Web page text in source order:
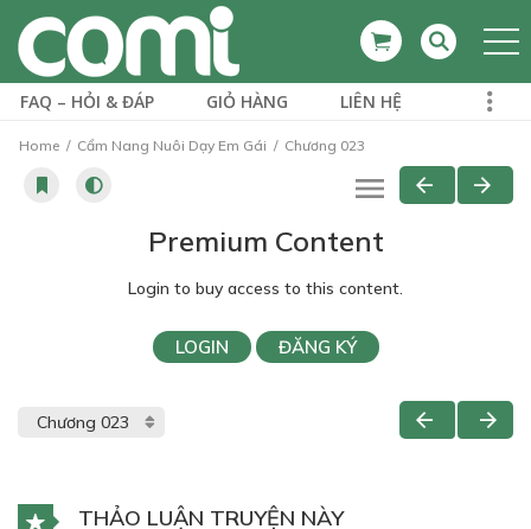
FAQ – HỎI & ĐÁP GIỎ HÀNG LIÊN HỆ
Home Cẩm Nang Nuôi Dạy Em Gái Chương 023
Premium Content
Login to buy access to this content.
LOGIN ĐĂNG KÝ
THẢO LUẬN TRUYỆN NÀY